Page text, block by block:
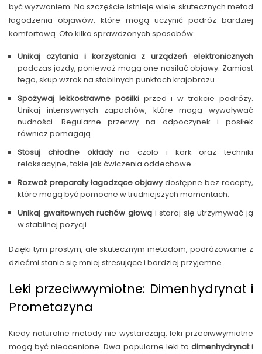
być wyzwaniem. Na szczęście istnieje wiele skutecznych metod
łagodzenia objawów, które mogą uczynić podróż bardziej
komfortową. Oto kilka sprawdzonych sposobów:
Unikaj czytania i korzystania z urządzeń elektronicznych
podczas jazdy, ponieważ mogą one nasilać objawy. Zamiast
tego, skup wzrok na stabilnych punktach krajobrazu.
Spożywaj lekkostrawne posiłkiprzed i w trakcie podróży.
Unikaj intensywnych zapachów, które mogą wywoływać
nudności. Regularne przerwy na odpoczynek i posiłek
również pomagają.
Stosuj chłodne okładyna czoło i kark oraz techniki
relaksacyjne, takie jak ćwiczenia oddechowe.
Rozważ preparaty łagodzące objawydostępne bez recepty,
które mogą być pomocne w trudniejszych momentach.
Unikaj gwałtownych ruchów głowąi staraj się utrzymywać ją
w stabilnej pozycji.
Dzięki tym prostym, ale skutecznym metodom, podróżowanie z
dziećmi stanie się mniej stresujące i bardziej przyjemne.
Leki przeciwwymiotne: Dimenhydrynat i
Prometazyna
Kiedy naturalne metody nie wystarczają, leki przeciwwymiotne
mogą być nieocenione. Dwa popularne leki to dimenhydrynati